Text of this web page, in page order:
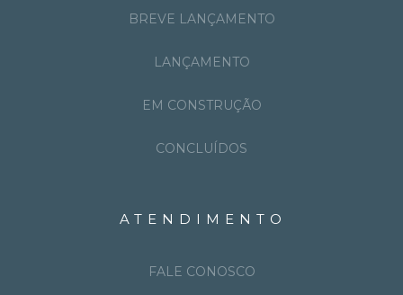
BREVE LANÇAMENTO
LANÇAMENTO
EM CONSTRUÇÃO
CONCLUÍDOS
ATENDIMENTO
FALE CONOSCO